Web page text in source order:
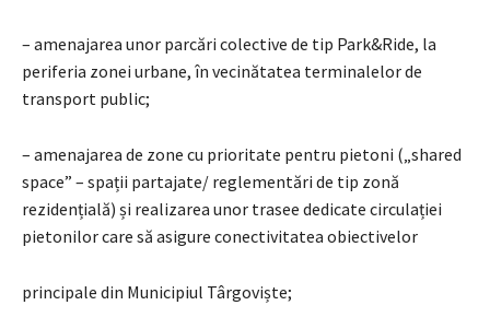
– amenajarea unor parcări colective de tip Park&Ride, la
periferia zonei urbane, în vecinătatea terminalelor de
transport public;
– amenajarea de zone cu prioritate pentru pietoni („shared
space” – spații partajate/ reglementări de tip zonă
rezidențială) și realizarea unor trasee dedicate circulației
pietonilor care să asigure conectivitatea obiectivelor
principale din Municipiul Târgoviște;